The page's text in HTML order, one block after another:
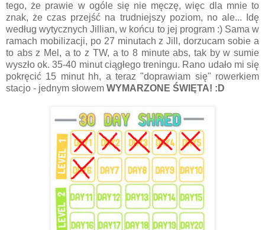
tego, że prawie w ogóle się nie męczę, więc dla mnie to
znak, że czas przejść na trudniejszy poziom, no ale... Idę
według wytycznych Jillian, w końcu to jej program :) Sama w
ramach mobilizacji, po 27 minutach z Jill, dorzucam sobie a
to abs z Mel, a to z TW, a to 8 minute abs, tak by w sumie
wyszło ok. 35-40 minut ciągłego treningu. Rano udało mi się
pokręcić 15 minut hh, a teraz "doprawiam się" rowerkiem
stacjo - jednym słowem WYMARZONE ŚWIĘTA! :D